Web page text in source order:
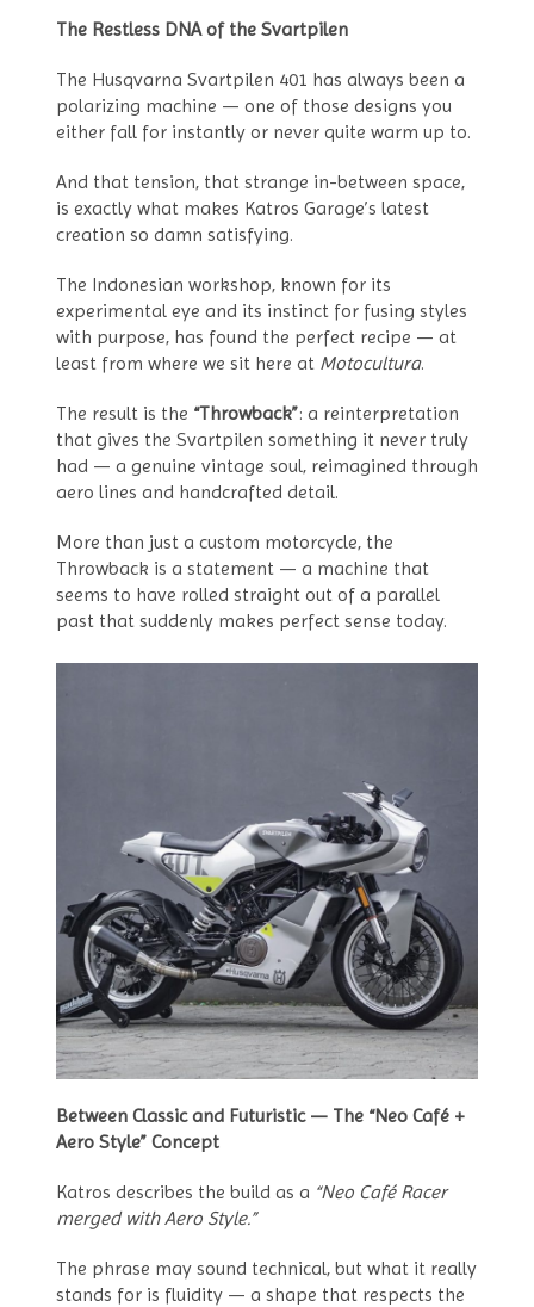
The Restless DNA of the Svartpilen
The Husqvarna Svartpilen 401 has always been a
polarizing machine — one of those designs you
either fall for instantly or never quite warm up to.
And that tension, that strange in-between space,
is exactly what makes Katros Garage’s latest
creation so damn satisfying.
The Indonesian workshop, known for its
experimental eye and its instinct for fusing styles
with purpose, has found the perfect recipe — at
least from where we sit here at Motocultura.
The result is the “Throwback”: a reinterpretation
that gives the Svartpilen something it never truly
had — a genuine vintage soul, reimagined through
aero lines and handcrafted detail.
More than just a custom motorcycle, the
Throwback is a statement — a machine that
seems to have rolled straight out of a parallel
past that suddenly makes perfect sense today.
Between Classic and Futuristic — The “Neo Café +
Aero Style” Concept
Katros describes the build as a “Neo Café Racer
merged with Aero Style.”
The phrase may sound technical, but what it really
stands for is fluidity — a shape that respects the